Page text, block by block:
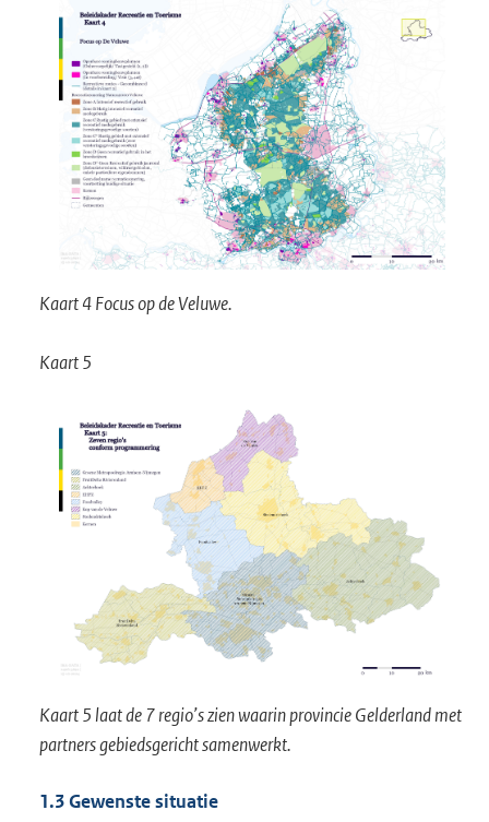
Kaart 4 Focus op de Veluwe.
Kaart 5
Kaart 5 laat de 7 regio’s zien waarin provincie Gelderland met
partners gebiedsgericht samenwerkt.
1.3Gewenste situatie